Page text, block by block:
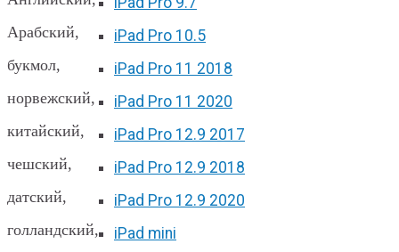
iPad Pro 10.5
iPad Pro 11 2018
iPad Pro 11 2020
iPad Pro 12.9 2017
iPad Pro 12.9 2018
iPad Pro 12.9 2020
iPad mini
Арабский,
букмол,
норвежский,
китайский,
чешский,
датский,
голландский,